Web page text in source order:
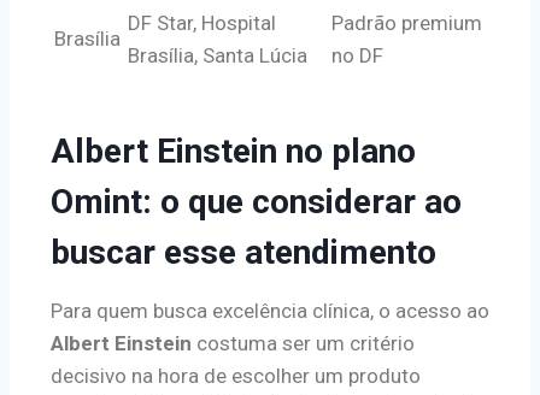
Brasília
DF Star, Hospital
Brasília, Santa Lúcia
Padrão premium
no DF
Albert Einstein no plano
Omint: o que considerar ao
buscar esse atendimento
Para quem busca excelência clínica, o acesso ao
Albert Einstein costuma ser um critério
decisivo na hora de escolher um produto